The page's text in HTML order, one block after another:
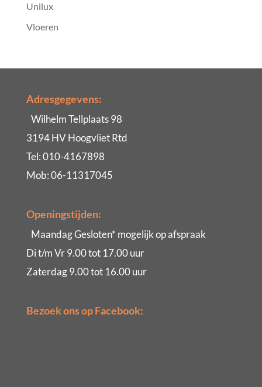
Unilux
Vloeren
Adresgegevens:
Wilhelm Tellplaats 98
3194 HV Hoogvliet Rtd
Tel: 010-4167898
Mob: 06-11317045
Openingstijden:
Maandag Gesloten* mogelijk op afspraak
Di t/m Vr 9.00 tot 17.00 uur
Zaterdag 9.00 tot 16.00 uur
Bezoek ons op Facebook: